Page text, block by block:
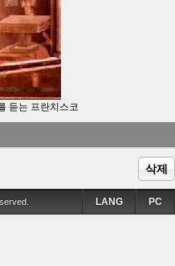
듣는 프란치스코
삭제
PC
LANG